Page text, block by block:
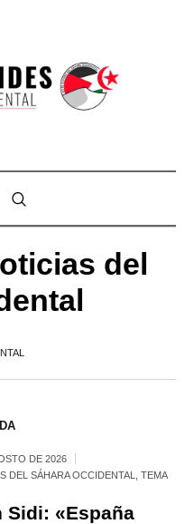
del
DE 2026
DEL SÁHARA OCCIDENTAL
,TEMA
Sidi: «España